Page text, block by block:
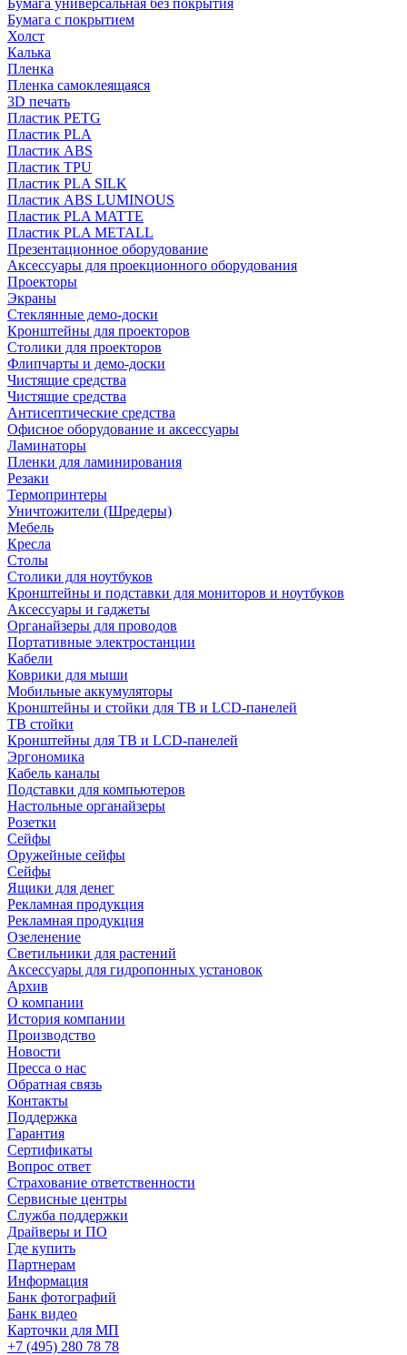
Бумага универсальная без покрытия
Бумага с покрытием
Холст
Калька
Пленка
Пленка самоклеящаяся
3D печать
Пластик PETG
Пластик PLA
Пластик ABS
Пластик TPU
Пластик PLA SILK
Пластик ABS LUMINOUS
Пластик PLA MATTE
Пластик PLA METALL
Презентационное оборудование
Аксессуары для проекционного оборудования
Проекторы
Экраны
Стеклянные демо-доски
Кронштейны для проекторов
Столики для проекторов
Флипчарты и демо-доски
Чистящие средства
Чистящие средства
Антисептические средства
Офисное оборудование и аксессуары
Ламинаторы
Пленки для ламинирования
Резаки
Термопринтеры
Уничтожители (Шредеры)
Мебель
Кресла
Столы
Столики для ноутбуков
Кронштейны и подставки для мониторов и ноутбуков
Аксессуары и гаджеты
Органайзеры для проводов
Портативные электростанции
Кабели
Коврики для мыши
Мобильные аккумуляторы
Кронштейны и стойки для ТВ и LCD-панелей
ТВ стойки
Кронштейны для ТВ и LCD-панелей
Эргономика
Кабель каналы
Подставки для компьютеров
Настольные органайзеры
Розетки
Сейфы
Оружейные сейфы
Сейфы
Ящики для денег
Рекламная продукция
Рекламная продукция
Озеленение
Светильники для растений
Аксессуары для гидропонных установок
Архив
О компании
История компании
Производство
Новости
Пресса о нас
Обратная связь
Контакты
Поддержка
Гарантия
Сертификаты
Вопрос ответ
Страхование ответственности
Сервисные центры
Служба поддержки
Драйверы и ПО
Где купить
Партнерам
Информация
Банк фотографий
Банк видео
Карточки для МП
+7 (495) 280 78 78